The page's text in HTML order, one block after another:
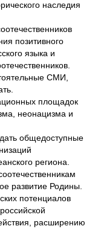
наследия
позитивного
языка и
СМИ,
площадок
неонацизма и
общедоступные
региона.
развитие Родины.
потенциалов
расширению